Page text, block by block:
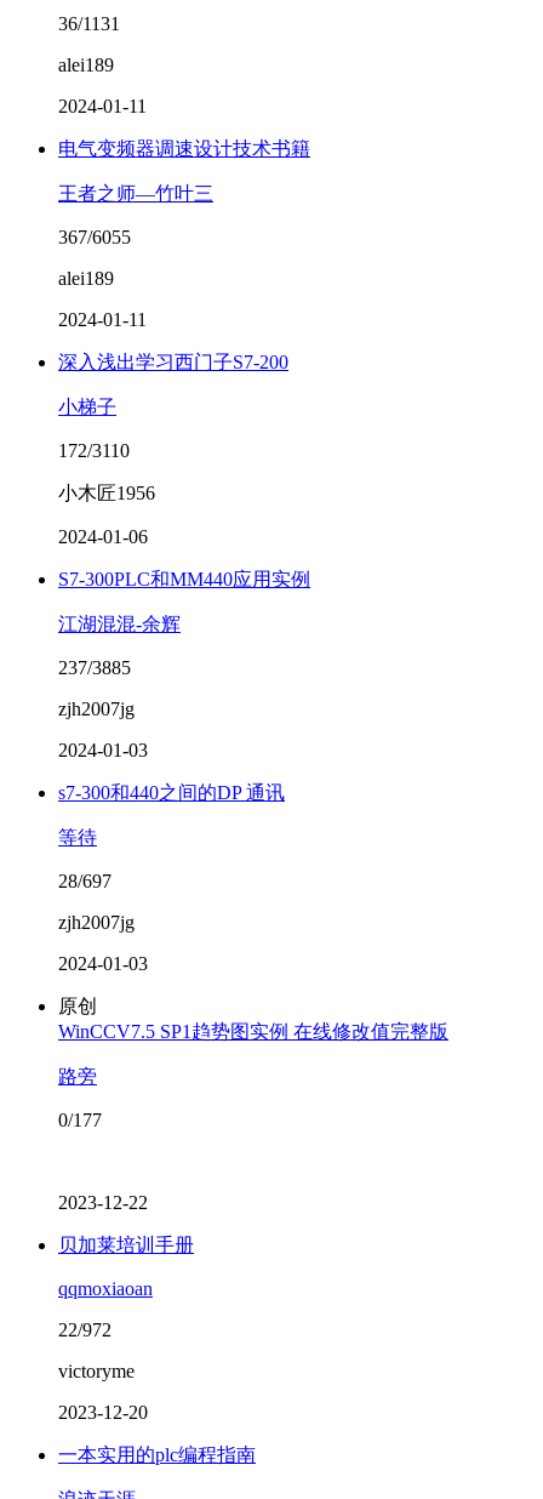
36/1131
alei189
2024-01-11
电气变频器调速设计技术书籍
王者之师—竹叶三
367/6055
alei189
2024-01-11
深入浅出学习西门子S7-200
小梯子
172/3110
小木匠1956
2024-01-06
S7-300PLC和MM440应用实例
江湖混混-余辉
237/3885
zjh2007jg
2024-01-03
s7-300和440之间的DP 通讯
等待
28/697
zjh2007jg
2024-01-03
原创
WinCCV7.5 SP1趋势图实例 在线修改值完整版
路旁
0/177
2023-12-22
贝加莱培训手册
qqmoxiaoan
22/972
victoryme
2023-12-20
一本实用的plc编程指南